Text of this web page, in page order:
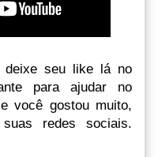
deixe seu like lá no
para ajudar no
você gostou muito,
redes sociais.